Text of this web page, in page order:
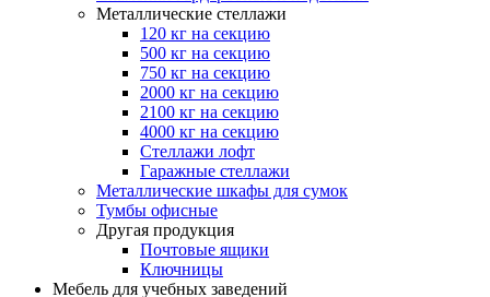
Металлические стеллажи
120 кг на секцию
500 кг на секцию
750 кг на секцию
2000 кг на секцию
2100 кг на секцию
4000 кг на секцию
Стеллажи лофт
Гаражные стеллажи
Металлические шкафы для сумок
Тумбы офисные
Другая продукция
Почтовые ящики
Ключницы
Мебель для учебных заведений